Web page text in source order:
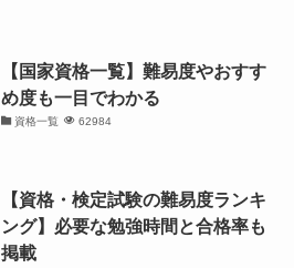
【国家資格一覧】難易度やおすす
め度も一目でわかる
資格一覧 62984
【資格・検定試験の難易度ランキ
ング】必要な勉強時間と合格率も
掲載